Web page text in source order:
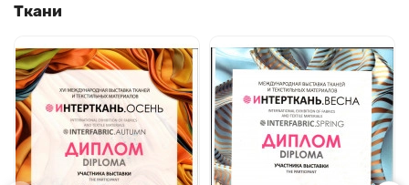
Ткани